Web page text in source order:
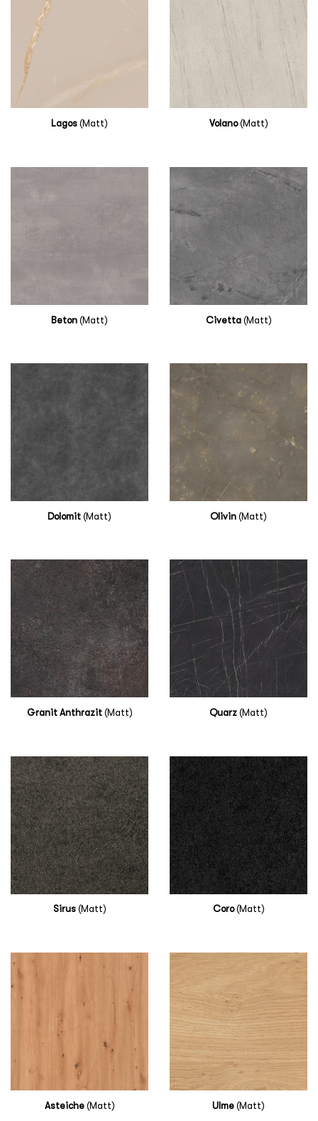
Lagos (Matt) Volano(Matt)
Beton (Matt) Civetta(Matt)
Dolomit (Matt) Olivin (Matt)
Granit Anthrazit(Matt) Quarz (Matt)
Sirus(Matt) Coro(Matt)
Asteiche(Matt) Ulme (Matt)